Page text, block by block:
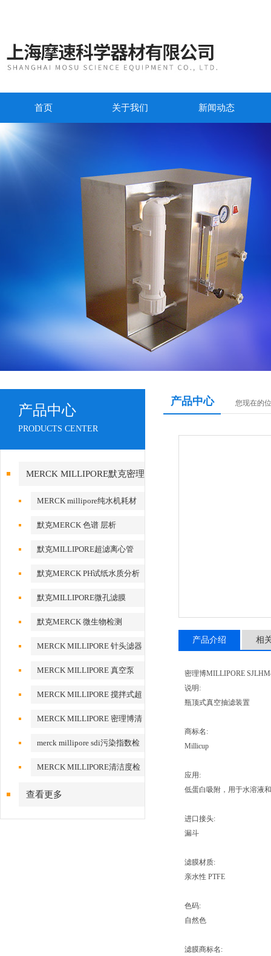
首页 关于我们 新闻动态
产品中心
PRODUCTS CENTER
MERCK MILLIPORE默克密理
博产品MERCK millipore纯水机耗材
默克MERCK 色谱 层析
默克MILLIPORE超滤离心管
默克MERCK PH试纸水质分析
默克MILLIPORE微孔滤膜
默克MERCK 微生物检测
MERCK MILLIPORE 针头滤器
MERCK MILLIPORE 真空泵
MERCK MILLIPORE 搅拌式超
MERCK MILLIPORE 密理博清
merck millipore sdi污染指数检
MERCK MILLIPORE清洁度检
查看更多
产品中心 您现在的
产品介绍 相
密理博MILLIPORE
说明:
瓶顶式真空抽滤装置
商标名:
Millicup
应用:
低蛋白吸附，用于水溶液
进口接头:
漏斗
滤膜材质:
亲水性 PTFE
色码:
自然色
滤膜商标名: